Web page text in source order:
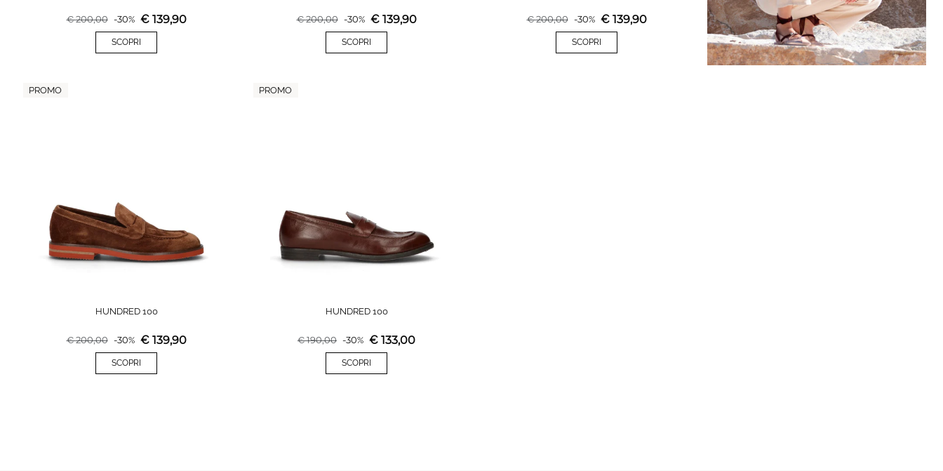
€200,00 -30% € 139,90
SCOPRI
€200,00 -30% € 139,90
SCOPRI
€200,00 -30% € 139,90
SCOPRI
PROMO
HUNDRED 100
€200,00 -30% € 139,90
SCOPRI
PROMO
HUNDRED 100
€190,00 -30% € 133,00
SCOPRI